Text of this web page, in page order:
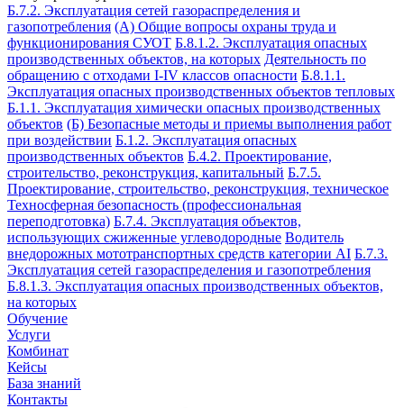
Б.7.2. Эксплуатация сетей газораспределения и
газопотребления (А) Общие вопросы охраны труда и
функционирования СУОТ Б.8.1.2. Эксплуатация опасных
производственных объектов, на которых Деятельность по
обращению с отходами I-IV классов опасности Б.8.1.1.
Эксплуатация опасных производственных объектов тепловых
Б.1.1. Эксплуатация химически опасных производственных
объектов (Б) Безопасные методы и приемы выполнения работ
при воздействии Б.1.2. Эксплуатация опасных
производственных объектов Б.4.2. Проектирование,
строительство, реконструкция, капитальный Б.7.5.
Проектирование, строительство, реконструкция, техническое
Техносферная безопасность (профессиональная
переподготовка) Б.7.4. Эксплуатация объектов,
использующих сжиженные углеводородные Водитель
внедорожных мототранспортных средств категории АI Б.7.3.
Эксплуатация сетей газораспределения и газопотребления
Б.8.1.3. Эксплуатация опасных производственных объектов,
на которых
Обучение
Услуги
Комбинат
Кейсы
База знаний
Контакты